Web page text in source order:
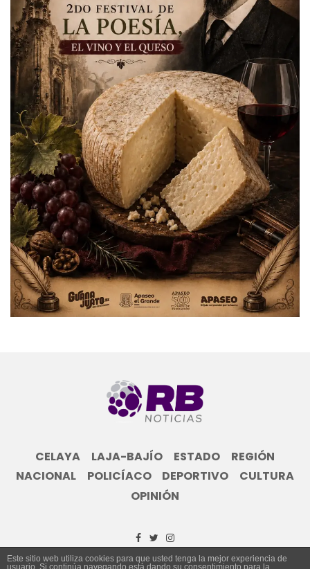
CELAYA LAJA-BAJÍO ESTADO
REGIÓN
NACIONAL
POLICÍACO DEPORTIVO
CULTURA
OPINIÓN
Este sitio web utiliza cookies para que usted tenga la mejor experiencia de
usuario. Si continúa navegando está dando su consentimiento para la